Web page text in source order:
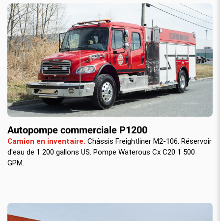
Autopompe commerciale P1200
Camion en inventaire. Châssis Freightliner M2-106. Réservoir
d'eau de 1 200 gallons US. Pompe Waterous Cx C20 1 500
GPM.